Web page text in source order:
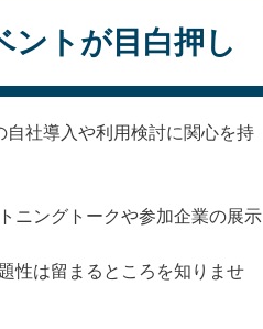
ントが目白押し
社導入や利用検討に関心を持
ニングトークや参加企業の展示
性は留まるところを知りませ